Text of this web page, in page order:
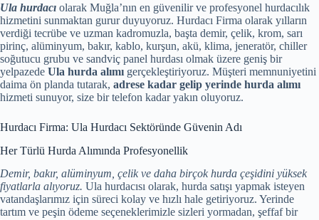
Ula hurdacı olarak Muğla’nın en güvenilir ve profesyonel hurdacılık
hizmetini sunmaktan gurur duyuyoruz. Hurdacı Firma olarak yılların
verdiği tecrübe ve uzman kadromuzla, başta demir, çelik, krom, sarı
pirinç, alüminyum, bakır, kablo, kurşun, akü, klima, jeneratör, chiller
soğutucu grubu ve sandviç panel hurdası olmak üzere geniş bir
yelpazede Ula hurda alımı gerçekleştiriyoruz. Müşteri memnuniyetini
daima ön planda tutarak, adrese kadar gelip yerinde hurda alımı
hizmeti sunuyor, size bir telefon kadar yakın oluyoruz.
Hurdacı Firma: Ula Hurdacı Sektöründe Güvenin Adı
Her Türlü Hurda Alımında Profesyonellik
Demir, bakır, alüminyum, çelik ve daha birçok hurda çeşidini yüksek
fiyatlarla alıyoruz. Ula hurdacısı olarak, hurda satışı yapmak isteyen
vatandaşlarımız için süreci kolay ve hızlı hale getiriyoruz. Yerinde
tartım ve peşin ödeme seçeneklerimizle sizleri yormadan, şeffaf bir